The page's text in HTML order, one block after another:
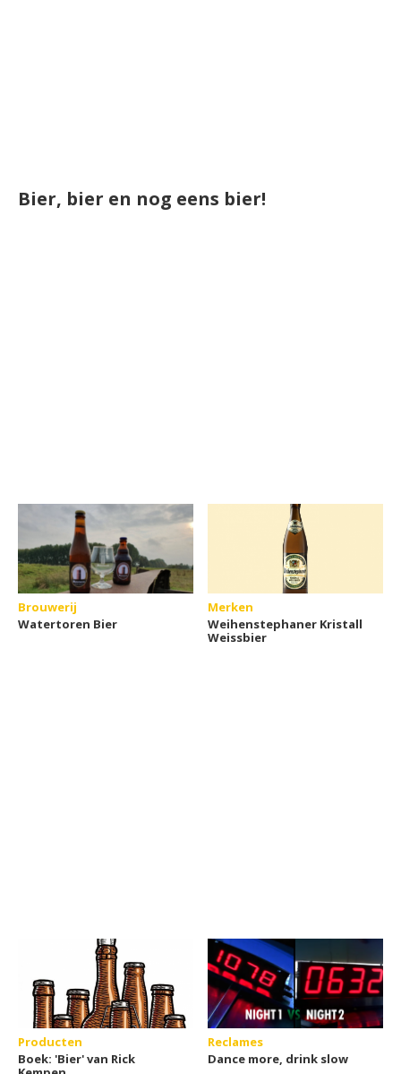
Bier, bier en nog eens bier!
Brouwerij
Watertoren Bier
Merken
Weihenstephaner Kristall
Weissbier
Producten
Boek: 'Bier' van Rick
Reclames
Dance more, drink slow